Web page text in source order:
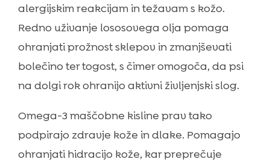
alergijskim reakcijam in težavam s kožo.
Redno uživanje lososovega olja pomaga
ohranjati prožnost sklepov in zmanjševati
bolečino ter togost, s čimer omogoča, da psi
na dolgi rok ohranijo aktivni življenjski slog.
Omega-3 maščobne kisline prav tako
podpirajo zdravje kože in dlake. Pomagajo
ohranjati hidracijo kože, kar preprečuje